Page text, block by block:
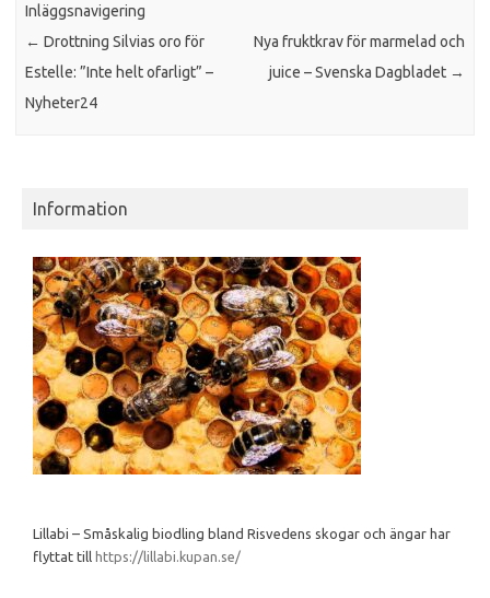
Inläggsnavigering
← Drottning Silvias oro för
Estelle: ”Inte helt ofarligt” –
Nyheter24
Nya fruktkrav för marmelad och
juice – Svenska Dagbladet →
Information
Lillabi – Småskalig biodling bland Risvedens skogar och ängar har
flyttat till https://lillabi.kupan.se/